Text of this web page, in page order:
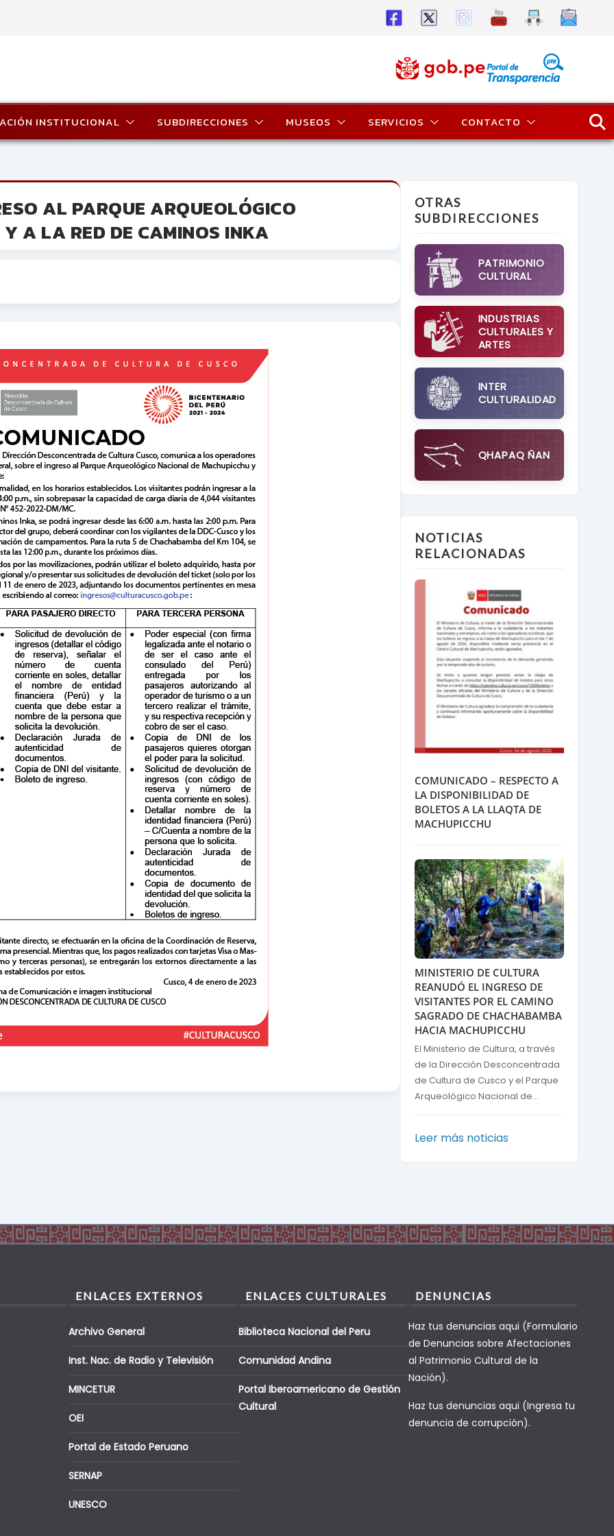
INSTITUCIONAL SUBDIRECCIONES MUSEOS SERVICIOS CONTACTO
AL PARQUE ARQUEOLÓGICO
A LA RED DE CAMINOS INKA
OTRAS
SUBDIRECCIONES
PATRIMONIO
CULTURAL
INDUSTRIAS
CULTURALES Y
ARTES
INTER
CULTURALIDAD
QHAPAQ ÑAN
NOTICIAS
RELACIONADAS
COMUNICADO – RESPECTO A
LA DISPONIBILIDAD DE
BOLETOS A LA LLAQTA DE
MACHUPICCHU
MINISTERIO DE CULTURA
REANUDÓ EL INGRESO DE
VISITANTES POR EL CAMINO
SAGRADO DE CHACHABAMBA
HACIA MACHUPICCHU
El Ministerio de Cultura, a través
de la Dirección Desconcentrada
de Cultura de Cusco y el Parque
Arqueológico Nacional de...
Leer más noticias
ENLACES EXTERNOS
Archivo General
Inst. Nac. de Radio y Televisión
MINCETUR
OEI
Portal de Estado Peruano
SERNAP
UNESCO
ENLACES CULTURALES
Biblioteca Nacional del Peru
Comunidad Andina
Portal Iberoamericano de Gestión
Cultural
DENUNCIAS
Haz tus denuncias aqui (Formulario
de Denuncias sobre Afectaciones
al Patrimonio Cultural de la
Nación).
Haz tus denuncias aqui (Ingresa tu
denuncia de corrupción).